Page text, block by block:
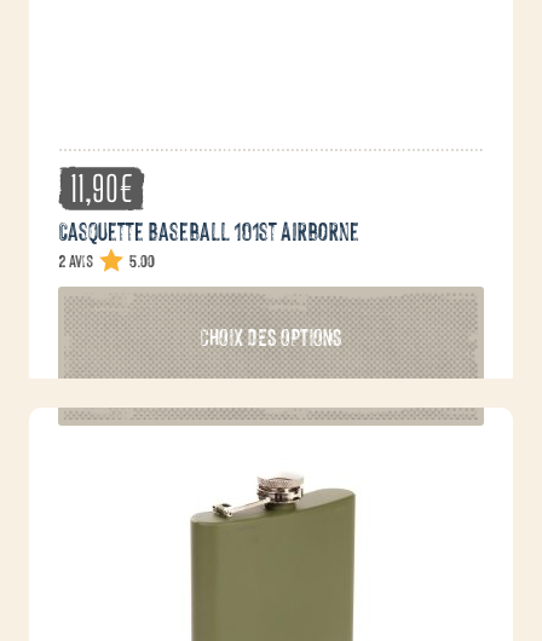
11,90€
Casquette Baseball 101st Airborne
2 avis 5.00
CHOIX DES OPTIONS
Ce
produit
a
variations.